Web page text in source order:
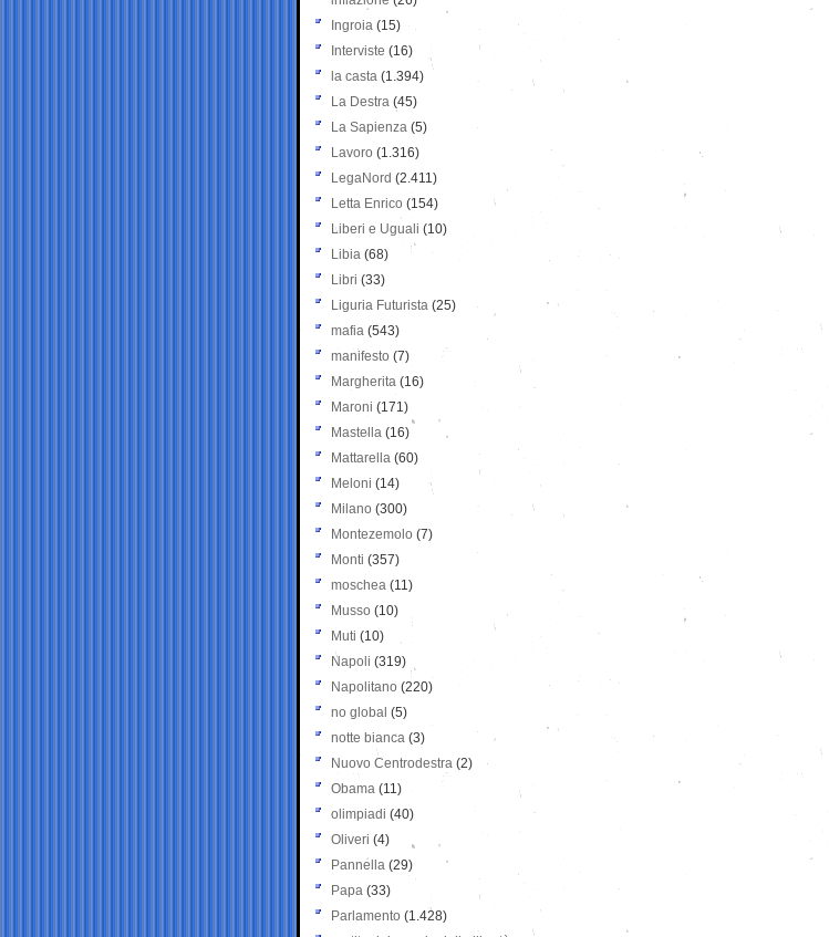
Ingroia (15)
Interviste (16)
la casta (1.394)
La Destra (45)
La Sapienza (5)
Lavoro (1.316)
LegaNord (2.411)
Letta Enrico (154)
Liberi e Uguali (10)
Libia (68)
Libri (33)
Liguria Futurista (25)
mafia (543)
manifesto (7)
Margherita (16)
Maroni (171)
Mastella (16)
Mattarella (60)
Meloni (14)
Milano (300)
Montezemolo (7)
Monti (357)
moschea (11)
Musso (10)
Muti (10)
Napoli (319)
Napolitano (220)
no global (5)
notte bianca (3)
Nuovo Centrodestra (2)
Obama (11)
olimpiadi (40)
Oliveri (4)
Pannella (29)
Papa (33)
Parlamento (1.428)